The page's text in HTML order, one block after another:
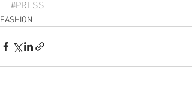
#PRESS
FASHION